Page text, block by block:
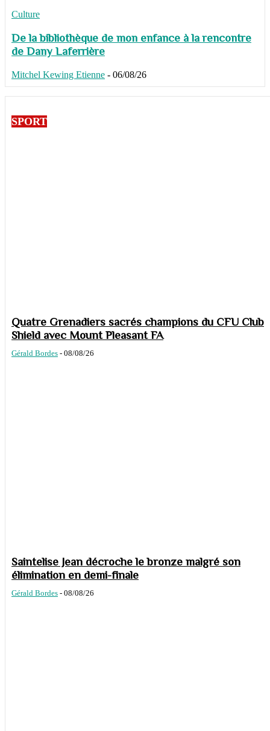
Culture
De la bibliothèque de mon enfance à la rencontre
de Dany Laferrière
Mitchel Kewing Etienne - 06/08/26
SPORT
Quatre Grenadiers sacrés champions du CFU Club
Shield avec Mount Pleasant FA
Gérald Bordes - 08/08/26
Saintelise Jean décroche le bronze malgré son
élimination en demi-finale
Gérald Bordes - 08/08/26